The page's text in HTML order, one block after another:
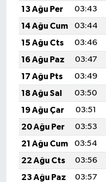
13 Ağu Per
03:43
14 Ağu Cum
03:44
15 Ağu Cts
03:46
16 Ağu Paz
03:47
17 Ağu Pts
03:49
18 Ağu Sal
03:50
19 Ağu Çar
03:51
20 Ağu Per
03:53
21 Ağu Cum
03:54
22 Ağu Cts
03:56
23 Ağu Paz
03:57